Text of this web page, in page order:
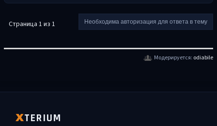
Страница 1 из 1 Необходима авторизация для ответа в тему
Модерируется: odiabile
XTERIUM